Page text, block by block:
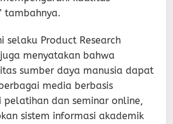
tambahnya.
selaku Product Research
juga menyatakan bahwa
sumber daya manusia dapat
media berbasis
pelatihan dan seminar online,
sistem informasi akademik